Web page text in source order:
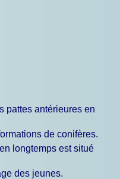
pattes antérieures en
de conifères.
longtemps est situé
des jeunes.